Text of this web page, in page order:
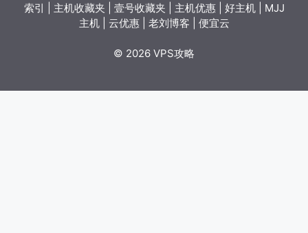
索引
主机收藏夹 壹号收藏夹 主机优惠| 好主机| MJJ
主机| 云优惠| 老刘博客 便宜云
© 2026 VPS攻略